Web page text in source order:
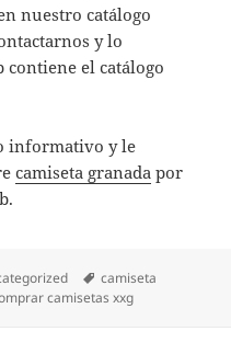
nuestro catálogo
y lo
contiene el catálogo
informativo y le
camiseta granada por
Etiquetas
camiseta
camisetas xxg